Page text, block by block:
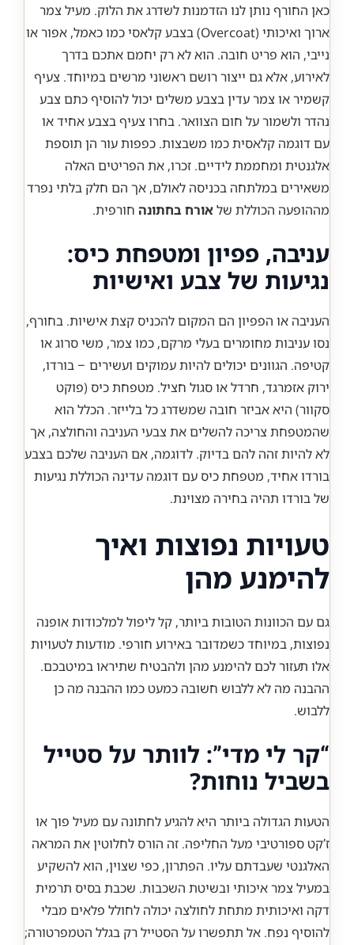
כאן החורף נותן לנו הזדמנות לשדרג את הלוק. מעיל צמר
ארוך ואיכותי (Overcoat) בצבע קלאסי כמו כאמל, אפור או
נייבי, הוא פריט חובה. הוא לא רק יחמם אתכם בדרך
לאירוע, אלא גם ייצור רושם ראשוני מרשים במיוחד. צעיף
קשמיר או צמר עדין בצבע משלים יכול להוסיף כתם צבע
נהדר ולשמור על חום הצוואר. בחרו צעיף בצבע אחיד או
עם דוגמה קלאסית כמו משבצות. כפפות עור הן תוספת
אלגנטית ומחממת לידיים. זכרו, את הפריטים האלה
משאירים במלתחה בכניסה לאולם, אך הם חלק בלתי נפרד
מההופעה הכוללת שלאורח בחתונה חורפית.
עניבה, פפיון ומטפחת כיס:
נגיעות של צבע ואישיות
העניבה או הפפיון הם המקום להכניס קצת אישיות. בחורף,
נסו עניבות מחומרים בעלי מרקם, כמו צמר, משי סרוג או
קטיפה. הגוונים יכולים להיות עמוקים ועשירים – בורדו,
ירוק אזמרגד, חרדל או סגול חציל. מטפחת כיס (פוקט
סקוור) היא אביזר חובה שמשדרג כל בלייזר. הכלל הוא
שהמטפחת צריכה להשלים את צבעי העניבה והחולצה, אך
לא להיות זהה להם בדיוק. לדוגמה, אם העניבה שלכם בצבע
בורדו אחיד, מטפחת כיס עם דוגמה עדינה הכוללת נגיעות
של בורדו תהיה בחירה מצוינת.
טעויות נפוצות ואיך
להימנע מהן
גם עם הכוונות הטובות ביותר, קל ליפול למלכודות אופנה
נפוצות, במיוחד כשמדובר באירוע חורפי. מודעות לטעויות
אלו תעזור לכם להימנע מהן ולהבטיח שתיראו במיטבכם.
ההבנה מה לא ללבוש חשובה כמעט כמו ההבנה מה כן
ללבוש.
“קר לי מדי”: לוותר על סטייל
בשביל נוחות?
הטעות הגדולה ביותר היא להגיע לחתונה עם מעיל פוך או
ז’קט ספורטיבי מעל החליפה. זה הורס לחלוטין את המראה
האלגנטי שעבדתם עליו. הפתרון, כפי שצוין, הוא להשקיע
במעיל צמר איכותי ובשיטת השכבות. שכבת בסיס תרמית
דקה ואיכותית מתחת לחולצה יכולה לחולל פלאים מבלי
להוסיף נפח. אל תתפשרו על הסטייל רק בגלל הטמפרטורה;